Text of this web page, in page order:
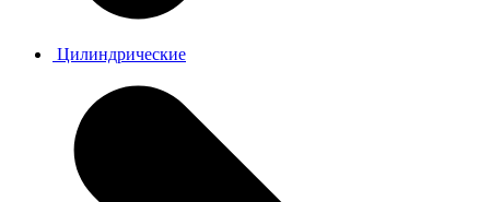
Цилиндрические